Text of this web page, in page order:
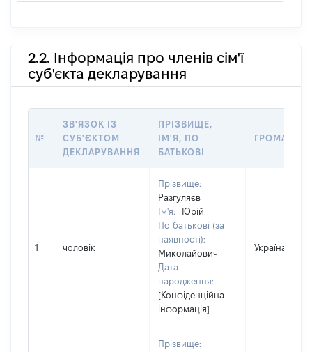
2.2. Інформація про членів сім'ї
суб'єкта декларування
№
ЗВ'ЯЗОК ІЗ
СУБ'ЄКТОМ
ДЕКЛАРУВАННЯ
ПРІЗВИЩЕ,
ІМ'Я, ПО
БАТЬКОВІ
1 чоловік
Прізвище:
Разгуляєв
Ім'я:
Юрій
По батькові (за
наявності):
Миколайович
Дата
народження:
[Конфіденційна
інформація]
Україна
Прізвище: